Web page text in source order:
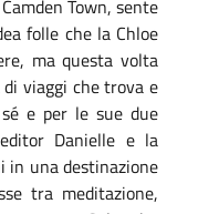
Town, sente
folle che la Chloe
ma questa volta
viaggi che trova e
e per le sue due
Danielle e la
in una destinazione
tra meditazione,